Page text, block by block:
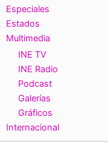
Especiales
Estados
Multimedia
INE TV
INE Radio
Podcast
Galerías
Gráficos
Internacional